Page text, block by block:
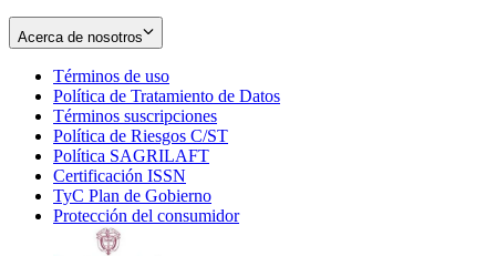
Acerca de nosotros
Términos de uso
in
new
window
Política de Tratamiento de Datos
Términos suscripciones
in
Política de Riesgos C/ST
Política SAGRILAFT
new
window
Certificación ISSN
in
new
TyC Plan de Gobierno
in
Protección del consumidorOpens